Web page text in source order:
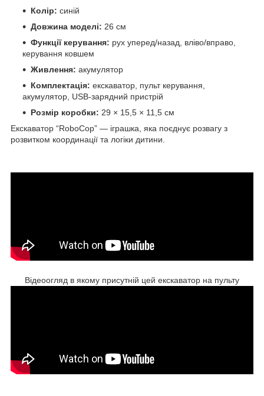
Колір: синій
Довжина моделі: 26 см
Функції керування: рух уперед/назад, вліво/вправо,
керування ковшем
Живлення: акумулятор
Комплектація: екскаватор, пульт керування,
акумулятор, USB-зарядний пристрій
Розмір коробки: 29 × 15,5 × 11,5 см
Екскаватор “RoboCop” — іграшка, яка поєднує розвагу з
розвитком координації та логіки дитини.
Відеоогляд в якому присутній цей екскаватор на пульту